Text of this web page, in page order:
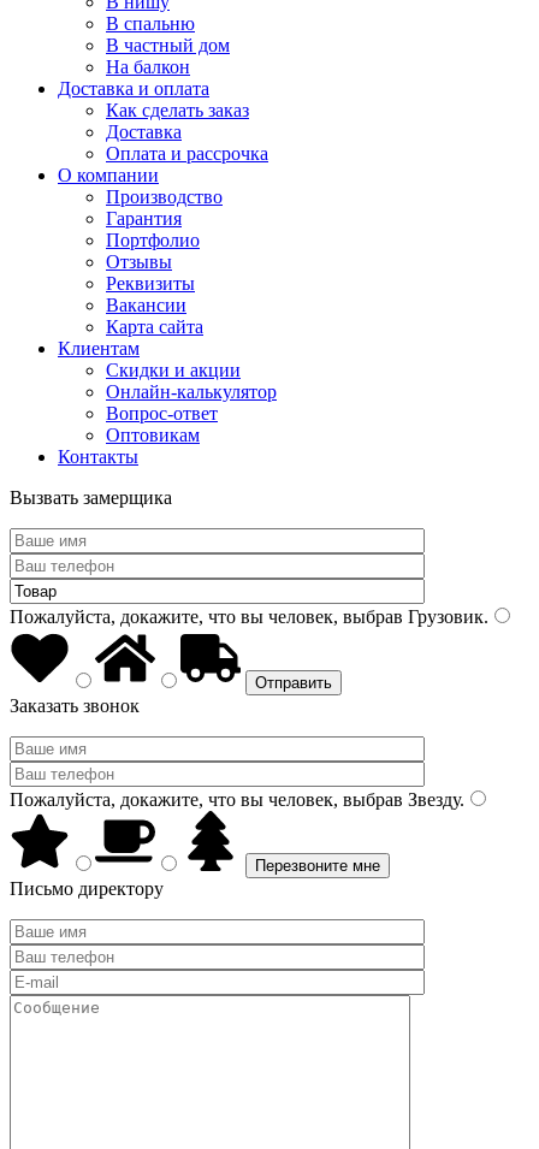
В спальню
В частный дом
На балкон
Доставка и оплата
Как сделать заказ
Доставка
Оплата и рассрочка
О компании
Производство
Гарантия
Портфолио
Отзывы
Реквизиты
Вакансии
Карта сайта
Клиентам
Скидки и акции
Онлайн-калькулятор
Вопрос-ответ
Оптовикам
Контакты
Вызвать замерщика
Пожалуйста, докажите, что вы человек, выбрав Грузовик.
Заказать звонок
Пожалуйста, докажите, что вы человек, выбрав Звезду.
Письмо директору